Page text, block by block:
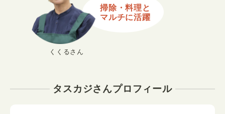
くくるさん
掃除・料理と
マルチに活躍
タスカジさんプロフィール